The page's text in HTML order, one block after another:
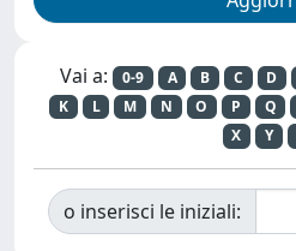
Vai a: 0-9 A B C D
K
L M N O P Q
X
Y
o inserisci le iniziali: